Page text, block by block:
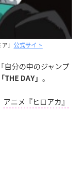
』 公式サイト
自分の中のジャンプ
「THE DAY」 。
アニメ『ヒロアカ』